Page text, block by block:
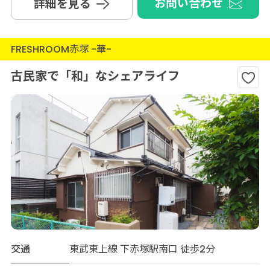
詳細を見る お問い合わせ
FRESHROOM赤塚 -華-
古民家で「和」なシェアライフ
交通
東武東上線 下赤塚駅南口 徒歩2分